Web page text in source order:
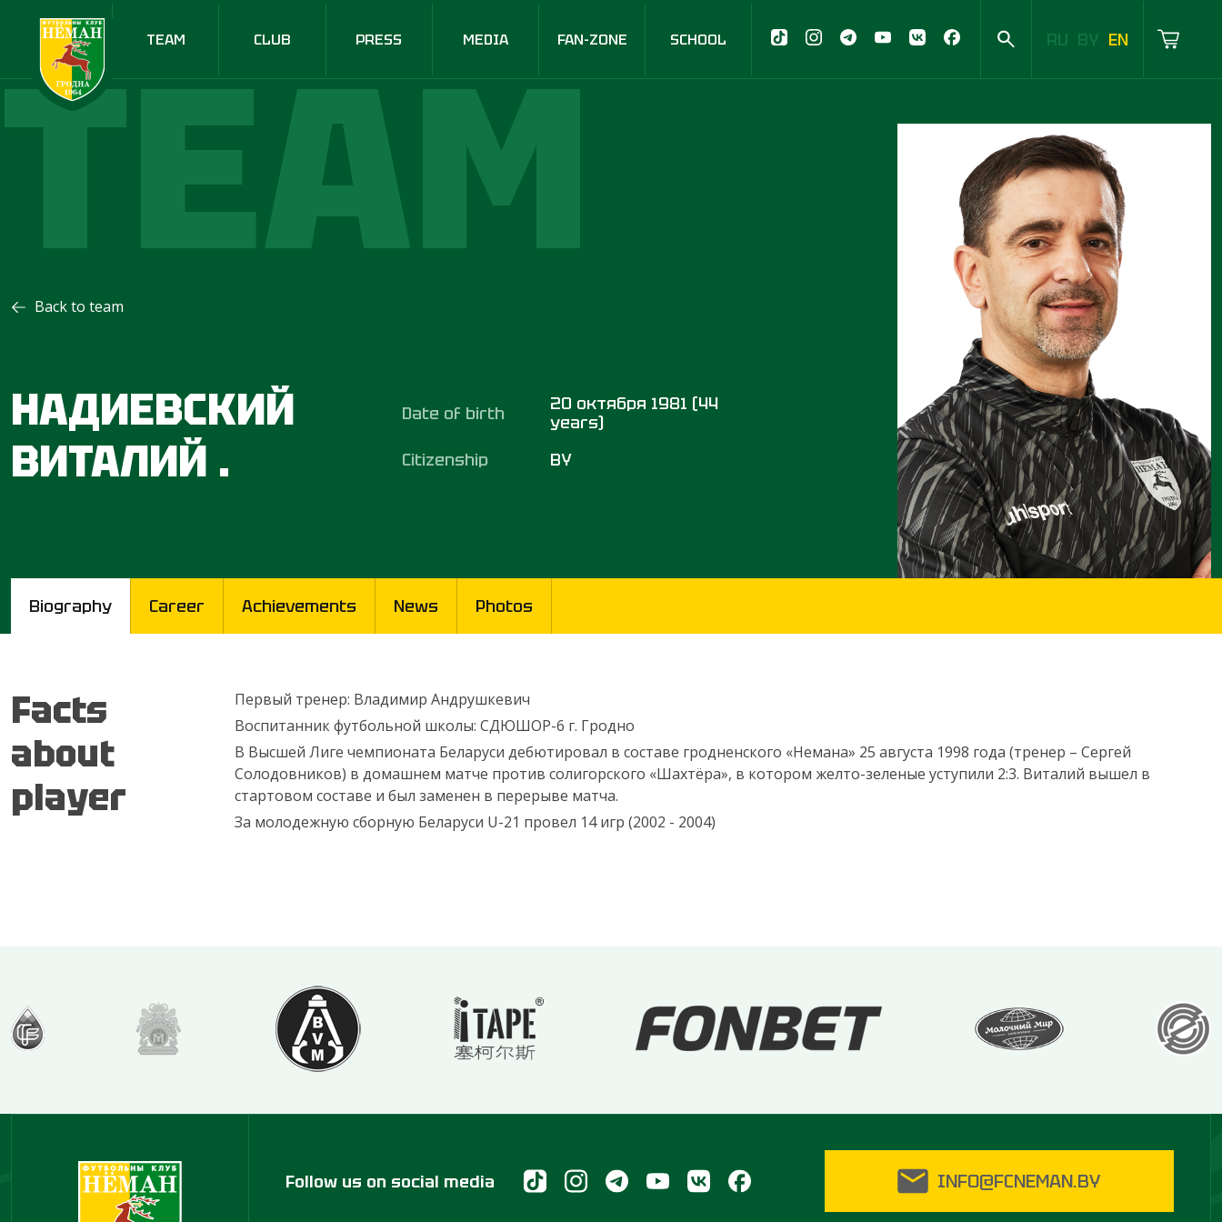
TEAM CLUB PRESS MEDIA FAN-ZONE SCHOOL RU BY EN
TEAM
Back to team
НАДИЕВСКИЙ
ВИТАЛИЙ .
Date of birth
20 октября 1981 (44
years)
Citizenship
BY
Biography Career Achievements News Photos
Facts
about
player
Первый тренер: Владимир Андрушкевич
Воспитанник футбольной школы: СДЮШОР-6 г. Гродно
В Высшей Лиге чемпионата Беларуси дебютировал в составе гродненского «Немана» 25 августа 1998 года (тренер – Сергей
Солодовников) в домашнем матче против солигорского «Шахтёра», в котором желто-зеленые уступили 2:3. Виталий вышел в
стартовом составе и был заменен в перерыве матча.
За молодежную сборную Беларуси U-21 провел 14 игр (2002 - 2004)
Follow us on social media INFO@FCNEMAN.BY